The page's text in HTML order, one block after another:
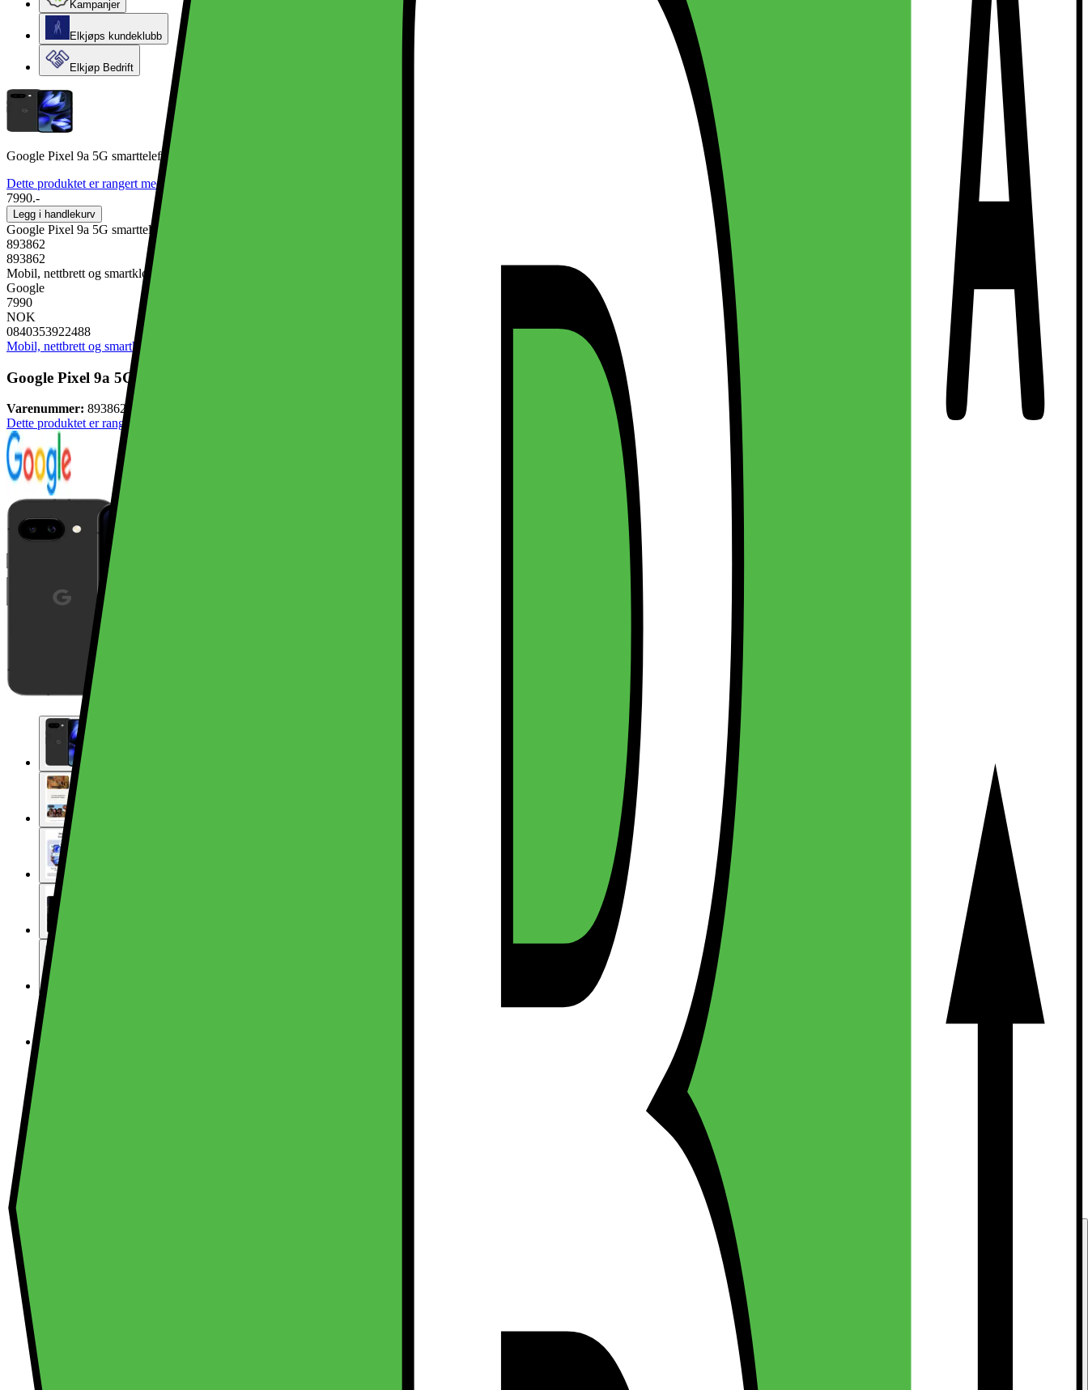
Kampanjer
Elkjøps kundeklubb
Elkjøp Bedrift
Google Pixel 9a 5G smarttelefon 8/256GB (Obsidian)
Dette produktet er rangert med 4.7 av 5 stjerner.
7990.-
Legg i handlekurv
Google Pixel 9a 5G smarttelefon 8/256GB (Obsidian)
893862
893862
Mobil, nettbrett og smartklokker, Mobiltelefon
Google
7990
NOK
0840353922488
Mobil, nettbrett og smartklokker
Google Pixel 9a 5G smarttelefon 8/256GB (Obsidian)
Varenummer: 893862
Dette produktet er rangert med 4.7 av 5 stjerner.